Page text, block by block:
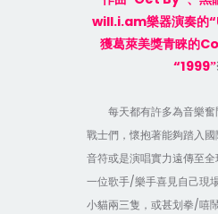
will.i.am樂器演奏的
獲葛萊美獎青睞的
“1999”
每天都有許多為音樂
戰士們，懷抱著能夠踏入
音符或是演唱實力遠傳至
一位歌手/樂手喜見自己現
小貓兩三隻，或甚划拳/嘻鬧